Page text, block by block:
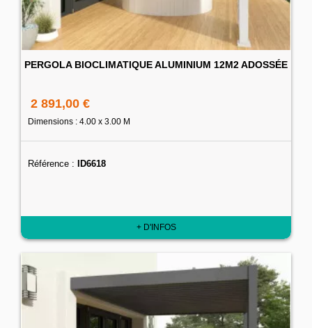
PERGOLA BIOCLIMATIQUE ALUMINIUM 12M2 ADOSSÉE
2 891,00 €
Dimensions : 4.00 x 3.00 M
Référence : ID6618
+ D'INFOS